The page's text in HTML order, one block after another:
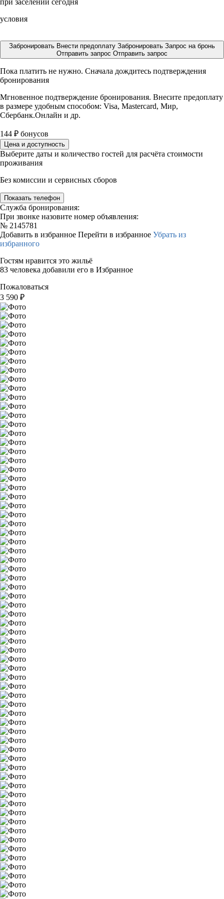
при заселении сегодня
условия
Забронировать Внести предоплату Забронировать Запрос на бронь
Отправить запрос Отправить запрос
Пока платить не нужно. Сначала дождитесь подтверждения
бронирования
Мгновенное подтверждение бронирования. Внесите предоплату
в размере удобным способом: Visa, Mastercard, Мир,
Сбербанк.Онлайн и др.
144 ₽ бонусов
Цена и доступность
Выберите даты и количество гостей для расчёта стоимости
проживания
Без комиссии и сервисных сборов
Показать телефон
Служба бронирования:
При звонке назовите номер объявления:
№ 2145781
Добавить в избранное Перейти в избранное Убрать из
избранного
Гостям нравится это жильё
83 человека добавили его в Избранное
Пожаловаться
3 590 ₽